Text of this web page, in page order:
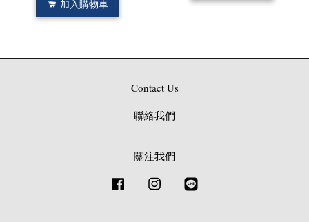
加入購物車
Contact Us
聯絡我們
關注我們
Facebook Instagram